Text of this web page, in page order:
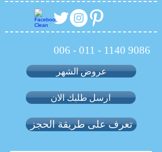
006 - 011 - 1140 9086
تعرف على طريقة الحجز
ارسل طلبك الان
عروض الشهر